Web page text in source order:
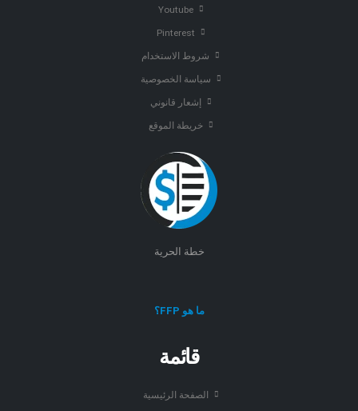
Youtube
Pinterest
شروط الاستخدام
سياسة الخصوصية
إشعار قانوني
خريطة الموقع
خطة الحرية
ما هو FFP؟
قائمة
الصفحة الرئيسية